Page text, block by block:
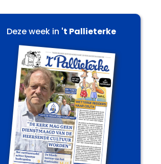
Deze week in 't Pallieterke